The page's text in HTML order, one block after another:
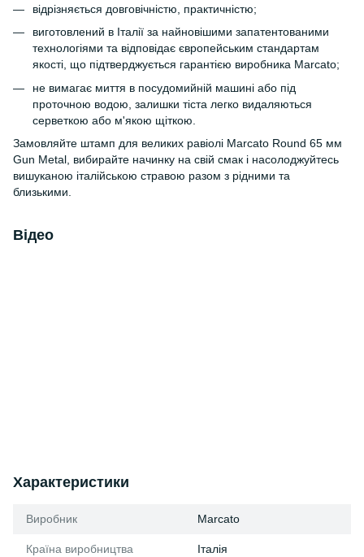
відрізняється довговічністю, практичністю;
виготовлений в Італії за найновішими запатентованими
технологіями та відповідає європейським стандартам
якості, що підтверджується гарантією виробника Marcato;
не вимагає миття в посудомийній машині або під
проточною водою, залишки тіста легко видаляються
серветкою або м'якою щіткою.
Замовляйте штамп для великих равіолі Marcato Round 65 мм
Gun Metal, вибирайте начинку на свій смак і насолоджуйтесь
вишуканою італійською стравою разом з рідними та
близькими.
Відео
Характеристики
Виробник Marcato
Країна виробництва Італія